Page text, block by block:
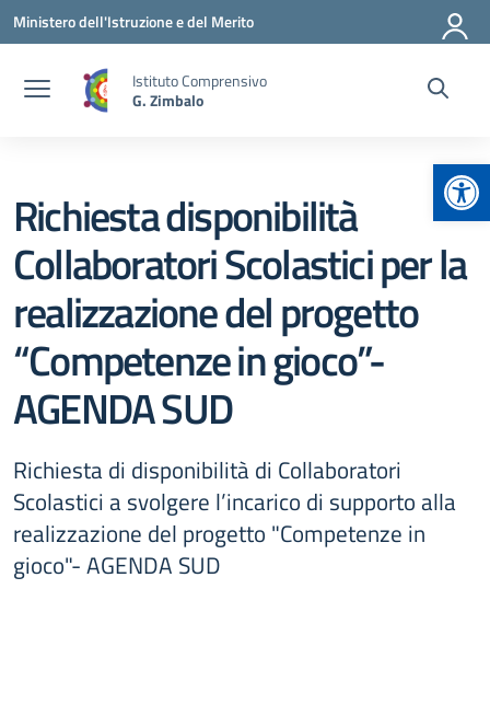
Vai ai contenuti
Vai al menu di navigazione
Vai al footer
Ministero dell'Istruzione e del Merito
Istituto Comprensivo
G. Zimbalo
Richiesta disponibilità
Collaboratori Scolastici per la
realizzazione del progetto
“Competenze in gioco”-
AGENDA SUD
Richiesta di disponibilità di Collaboratori
Scolastici a svolgere l’incarico di supporto alla
realizzazione del progetto "Competenze in
gioco"- AGENDA SUD